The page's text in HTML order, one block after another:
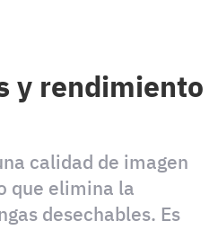
y rendimiento
calidad de imagen
que elimina la
desechables. Es